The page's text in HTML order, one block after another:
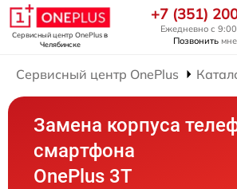
Сервисный центр OnePlusв
Челябинске
+7 (351)
Ежедневно с
Позвонить
Сервисный центр OnePlus
Замена корпуса
смартфона
OnePlus 3T